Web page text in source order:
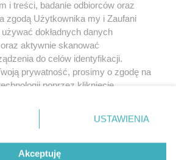
O nas
i treści, badanie odbiorców oraz
zgodą Użytkownika my i Zaufani
dokładnych danych
aktywnie skanować
do celów identyfikacji.
prywatność, prosimy o zgodę na
poprzez kliknięcie
przycisk ustawień prywatności
dolnym rogu strony
danych nie wymagają zgody
prawo sprzeciwić się takiemu
USTAWIENIA
Akceptuję